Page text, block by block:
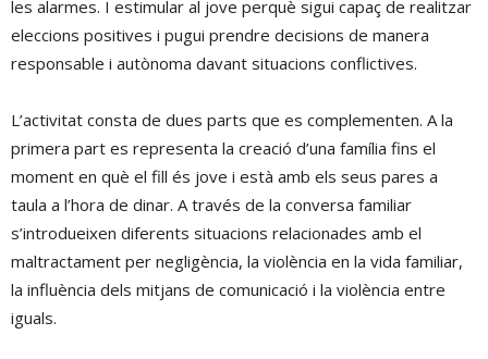
les alarmes. I estimular al jove perquè sigui capaç de realitzar
eleccions positives i pugui prendre decisions de manera
responsable i autònoma davant situacions conflictives.
L’activitat consta de dues parts que es complementen. A la
primera part es representa la creació d’una família fins el
moment en què el fill és jove i està amb els seus pares a
taula a l’hora de dinar. A través de la conversa familiar
s’introdueixen diferents situacions relacionades amb el
maltractament per negligència, la violència en la vida familiar,
la influència dels mitjans de comunicació i la violència entre
iguals.